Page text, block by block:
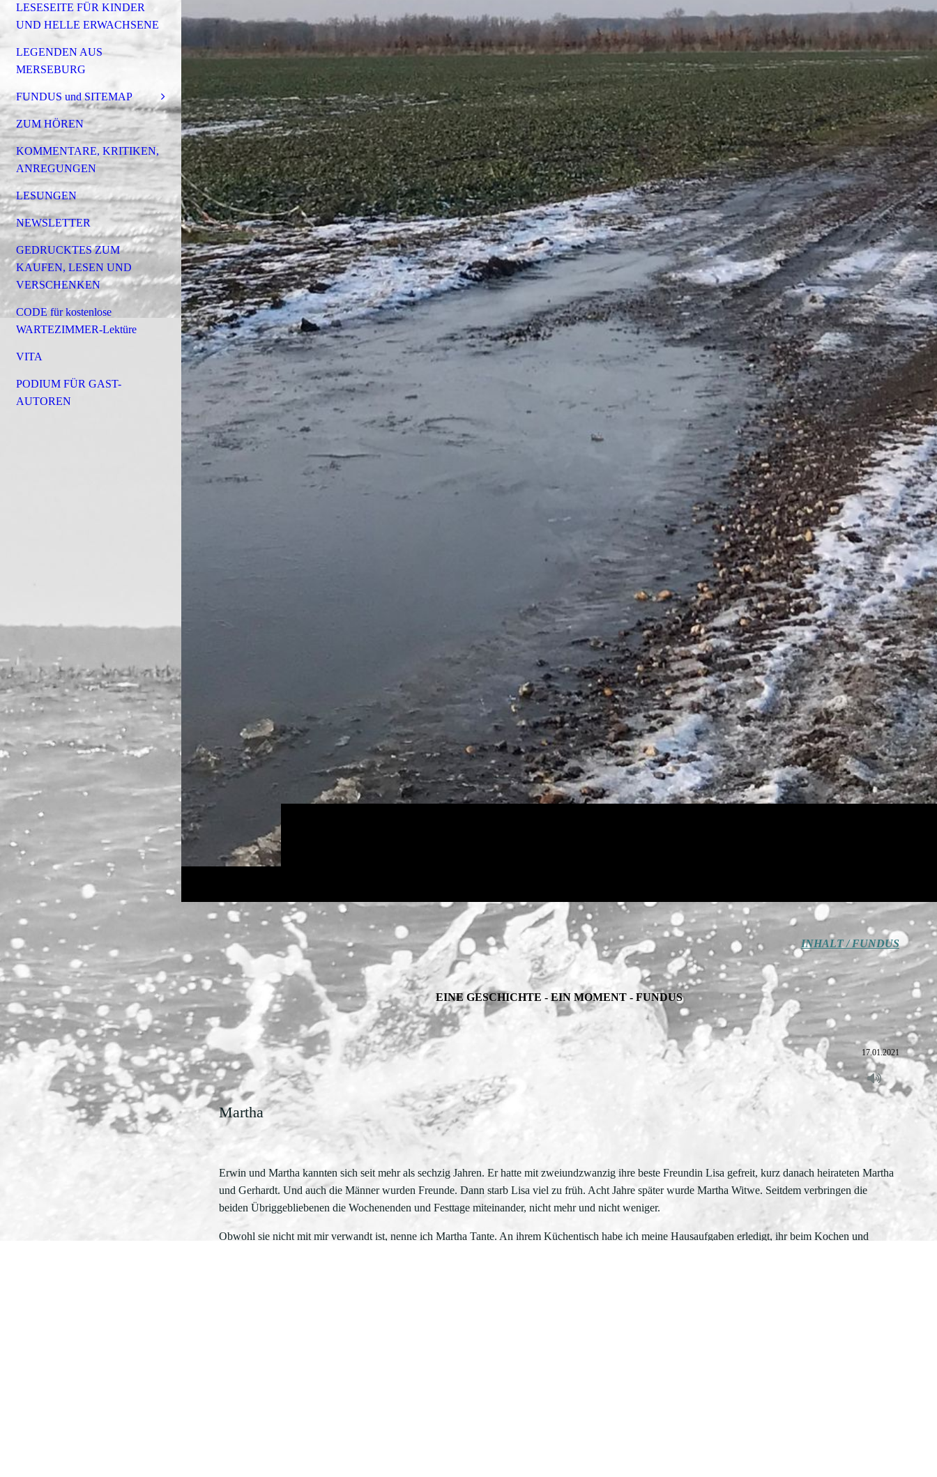
INHALT / FUNDUS
EINE GESCHICHTE - EIN MOMENT - FUNDUS
17.01.2021
Martha
Erwin und Martha kannten sich seit mehr als sechzig Jahren. Er hatte mit zweiundzwanzig ihre beste Freundin Lisa gefreit, kurz danach heirateten Martha
und Gerhardt. Und auch die Männer wurden Freunde. Dann starb Lisa viel zu früh. Acht Jahre später wurde Martha Witwe. Seitdem verbringen die
beiden Übriggebliebenen die Wochenenden und Festtage miteinander, nicht mehr und nicht weniger.
Obwohl sie nicht mit mir verwandt ist, nenne ich Martha Tante. An ihrem Küchentisch habe ich meine Hausaufgaben erledigt, ihr beim Kochen und
LESESEITE FÜR KINDER
UND HELLE ERWACHSENE
LEGENDEN AUS
MERSEBURG
FUNDUS und SITEMAP
ZUM HÖREN
KOMMENTARE, KRITIKEN,
ANREGUNGEN
LESUNGEN
NEWSLETTER
GEDRUCKTES ZUM
KAUFEN, LESEN UND
VERSCHENKEN
CODE für kostenlose
WARTEZIMMER-Lektüre
VITA
PODIUM FÜR GAST-
AUTOREN